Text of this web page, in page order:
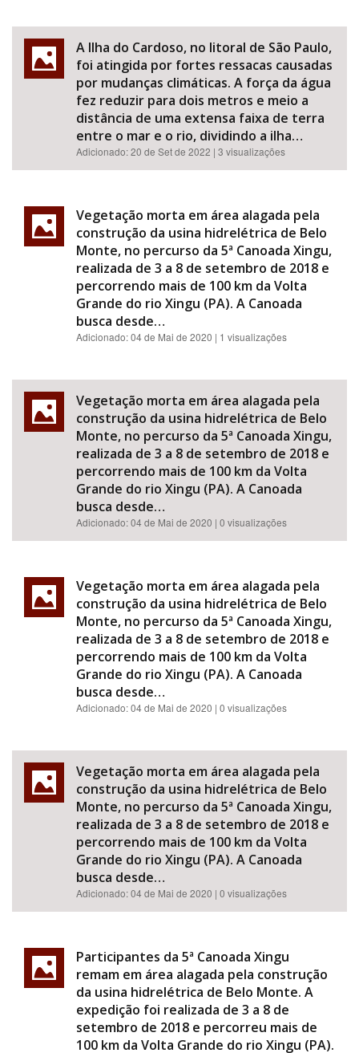
A Ilha do Cardoso, no litoral de São Paulo,
foi atingida por fortes ressacas causadas
por mudanças climáticas. A força da água
fez reduzir para dois metros e meio a
distância de uma extensa faixa de terra
entre o mar e o rio, dividindo a ilha…
Adicionado:20 de Set de 2022 | 3 visualizações
Vegetação morta em área alagada pela
construção da usina hidrelétrica de Belo
Monte, no percurso da 5ª Canoada Xingu,
realizada de 3 a 8 de setembro de 2018 e
percorrendo mais de 100 km da Volta
Grande do rio Xingu (PA). A Canoada
busca desde…
Adicionado:04 de Mai de 2020 | 1 visualizações
Vegetação morta em área alagada pela
construção da usina hidrelétrica de Belo
Monte, no percurso da 5ª Canoada Xingu,
realizada de 3 a 8 de setembro de 2018 e
percorrendo mais de 100 km da Volta
Grande do rio Xingu (PA). A Canoada
busca desde…
Adicionado:04 de Mai de 2020 | 0 visualizações
Vegetação morta em área alagada pela
construção da usina hidrelétrica de Belo
Monte, no percurso da 5ª Canoada Xingu,
realizada de 3 a 8 de setembro de 2018 e
percorrendo mais de 100 km da Volta
Grande do rio Xingu (PA). A Canoada
busca desde…
Adicionado:04 de Mai de 2020 | 0 visualizações
Vegetação morta em área alagada pela
construção da usina hidrelétrica de Belo
Monte, no percurso da 5ª Canoada Xingu,
realizada de 3 a 8 de setembro de 2018 e
percorrendo mais de 100 km da Volta
Grande do rio Xingu (PA). A Canoada
busca desde…
Adicionado:04 de Mai de 2020 | 0 visualizações
Participantes da 5ª Canoada Xingu
remam em área alagada pela construção
da usina hidrelétrica de Belo Monte. A
expedição foi realizada de 3 a 8 de
setembro de 2018 e percorreu mais de
100 km da Volta Grande do rio Xingu (PA).